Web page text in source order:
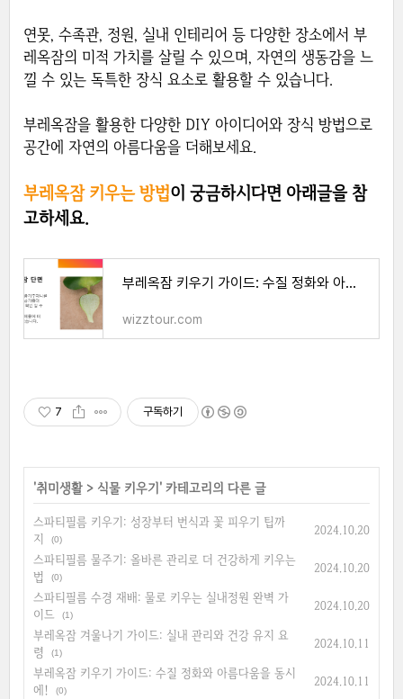
연못, 수족관, 정원, 실내 인테리어 등 다양한 장소에서 부
레옥잠의 미적 가치를 살릴 수 있으며, 자연의 생동감을 느
낄 수 있는 독특한 장식 요소로 활용할 수 있습니다.
부레옥잠을 활용한 다양한 DIY 아이디어와 장식 방법으로
공간에 자연의 아름다움을 더해보세요.
부레옥잠 키우는 방법이 궁금하시다면 아래글을 참
고하세요.
부레옥잠 키우기 가이드: 수질 정화와 아름다움을 동시에!
wizztour.com
7 구독하기
'취미생활 > 식물 키우기' 카테고리의 다른 글
스파티필름 키우기: 성장부터 번식과 꽃 피우기 팁까
지
(0)
2024.10.20
스파티필름 물주기: 올바른 관리로 더 건강하게 키우는
법
(0)
2024.10.20
스파티필름 수경 재배: 물로 키우는 실내정원 완벽 가
이드
(1)
2024.10.20
부레옥잠 겨울나기 가이드: 실내 관리와 건강 유지 요
령
(1)
2024.10.11
부레옥잠 키우기 가이드: 수질 정화와 아름다움을 동시
에!
(0)
2024.10.11